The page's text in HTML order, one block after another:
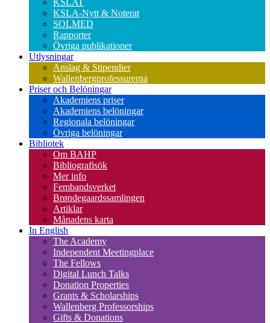
KSLAT
KSLA-Nytt & Noterat
SOLMED
Rapporter
Övriga publikationer
Utlysningar
Anslag & Stipendier
Wallenbergprofessurerna
Priser och Belöningar
Akademiens priser
Akademiens belöningar
Regionala belöningar
Övriga belöningar
Bibliotek
Om BAHP
Bibliografisök
Mer info
Fembandsverket
Brøndegaardssamlingen
Artiklar
Månadens karta
In English
The Academy
Independent Meetingplace
The Fellows
Digital Lunch Talks
Donation Properties
Grants & Scholarships
Wallenberg Professorships
Gifts & Donations